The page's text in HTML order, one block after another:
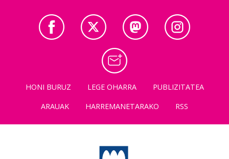
HONI BURUZ LEGE OHARRA
PUBLIZITATEA
ARAUAK
HARREMANETARAKO RSS